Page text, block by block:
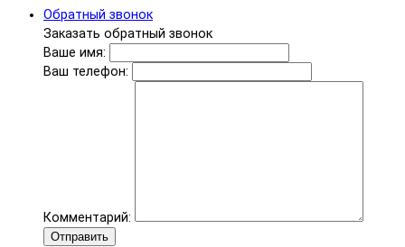
Обратный звонок
Заказать обратный звонок
Ваше имя:
Ваш телефон:
Комментарий:
Отправить